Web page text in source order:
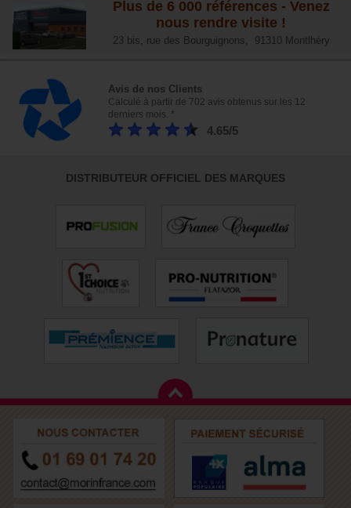
Plus de 6 000 références - Venez
nous rendre visite !
23 bis, rue des Bourguignons, 91310 Montlhéry
Avis de nos Clients
Calculé à partir de 702 avis obtenus sur les 12
derniers mois. *
4.65/5
DISTRIBUTEUR OFFICIEL DES MARQUES